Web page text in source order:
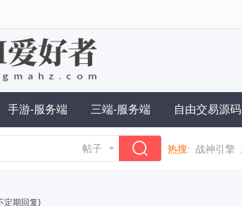
手游-服务端 三端-服务端 自由交易源码
帖子 热搜: 战神引擎
定期回复}